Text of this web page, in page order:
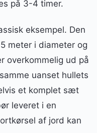
på 3-4 timer.
eksempel. Den
meter i diameter og
overkommelig ud på
uanset hullets
et komplet sæt
leveret i en
af jord kan